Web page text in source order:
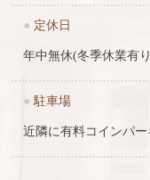
● 定休日
年中無休(冬季休業有
● 駐車場
近隣に有料コインパー